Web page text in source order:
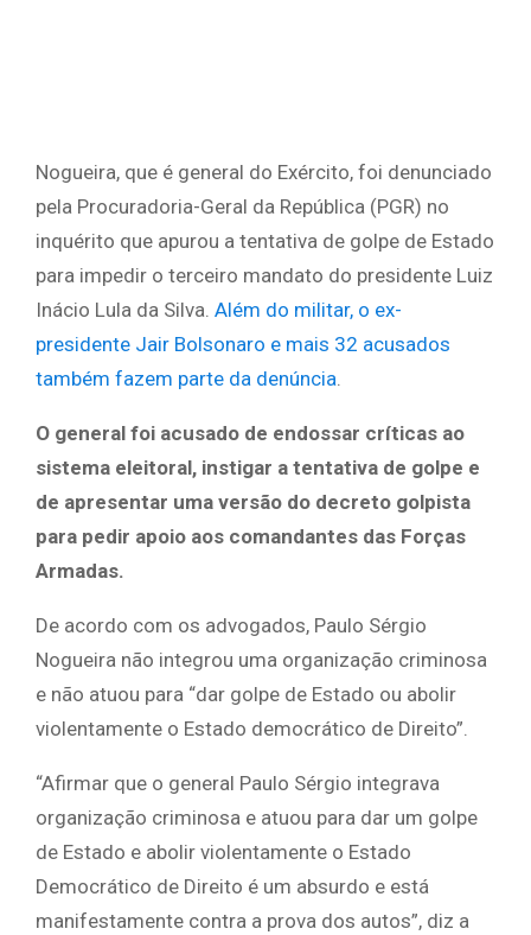
Nogueira, que é general do Exército, foi denunciado
pela Procuradoria-Geral da República (PGR) no
inquérito que apurou a tentativa de golpe de Estado
para impedir o terceiro mandato do presidente Luiz
Inácio Lula da Silva. Além do militar, o ex-
presidente Jair Bolsonaro e mais 32 acusados
também fazem parte da denúncia.
O general foi acusado de endossar críticas ao
sistema eleitoral, instigar a tentativa de golpe e
de apresentar uma versão do decreto golpista
para pedir apoio aos comandantes das Forças
Armadas.
De acordo com os advogados, Paulo Sérgio
Nogueira não integrou uma organização criminosa
e não atuou para “dar golpe de Estado ou abolir
violentamente o Estado democrático de Direito”.
“Afirmar que o general Paulo Sérgio integrava
organização criminosa e atuou para dar um golpe
de Estado e abolir violentamente o Estado
Democrático de Direito é um absurdo e está
manifestamente contra a prova dos autos”, diz a